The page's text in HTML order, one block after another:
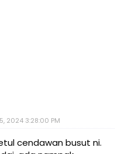
2024 3:28:00 PM
cendawan busut ni.